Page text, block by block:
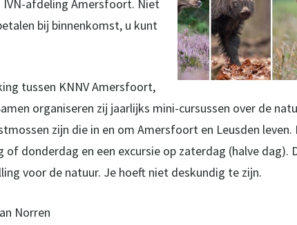
IVN-afdeling Amersfoort. Niet
bij binnenkomst, u kunt
tussen KNNV Amersfoort,
organiseren zij jaarlijks mini-cursussen over de
zijn die in en om Amersfoort en Leusden leven.
donderdag en een excursie op zaterdag (halve dag).
voor de natuur. Je hoeft niet deskundig te zijn.
Norren